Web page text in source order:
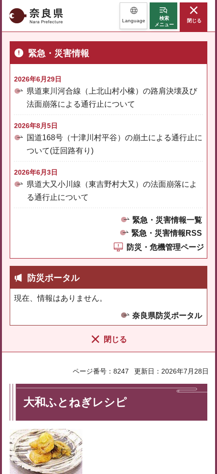
奈良県 Language
検索
メニュー
閉じる
緊急・災害情報
2026年6月29日
県道東川河合線（上北山村小橡）の路肩決壊及び
法面崩落による通行止について
2026年8月5日
国道168号（十津川村平谷）の崩土による通行止に
ついて(迂回路有り)
2026年6月3日
県道大又小川線（東吉野村大又）の法面崩落によ
る通行止について
緊急・災害情報一覧
緊急・災害情報RSS
防災・危機管理ページ
防災ポータル
現在、情報はありません。
奈良県防災ポータル
閉じる
ページ番号：8247 更新日：2026年7月28日
大和ふとねぎレシピ